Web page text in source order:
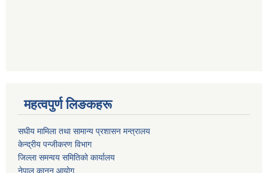
महत्वपुर्ण लिङकहरू
स‌घीय मामिला तथा सामान्य प्रशासन मन्त्रालय
केन्द्रीय पन्जीकरण विभाग
जिल्ला समन्वय समितिको कार्यालय
नेपाल कानुन आयोग